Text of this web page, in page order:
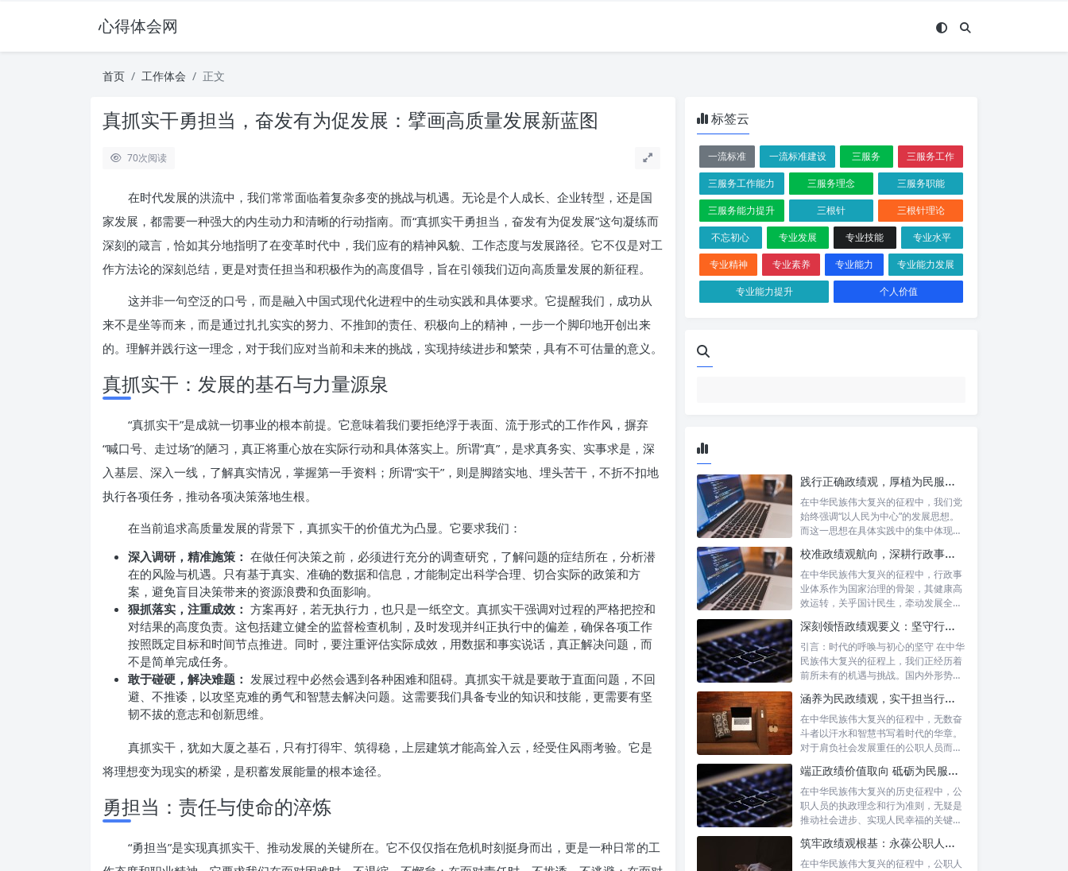
心得体会网
首页 工作体会 正文
真抓实干勇担当，奋发有为促发展：擘画高质量发展新蓝图
70次阅读
在时代发展的洪流中，我们常常面临着复杂多变的挑战与机遇。无论是个人成长、企业转型，还是国
家发展，都需要一种强大的内生动力和清晰的行动指南。而“真抓实干勇担当，奋发有为促发展”这句凝练而
深刻的箴言，恰如其分地指明了在变革时代中，我们应有的精神风貌、工作态度与发展路径。它不仅是对工
作方法论的深刻总结，更是对责任担当和积极作为的高度倡导，旨在引领我们迈向高质量发展的新征程。
这并非一句空泛的口号，而是融入中国式现代化进程中的生动实践和具体要求。它提醒我们，成功从
来不是坐等而来，而是通过扎扎实实的努力、不推卸的责任、积极向上的精神，一步一个脚印地开创出来
的。理解并践行这一理念，对于我们应对当前和未来的挑战，实现持续进步和繁荣，具有不可估量的意义。
真抓实干：发展的基石与力量源泉
“真抓实干”是成就一切事业的根本前提。它意味着我们要拒绝浮于表面、流于形式的工作作风，摒弃
“喊口号、走过场”的陋习，真正将重心放在实际行动和具体落实上。所谓“真”，是求真务实、实事求是，深
入基层、深入一线，了解真实情况，掌握第一手资料；所谓“实干”，则是脚踏实地、埋头苦干，不折不扣地
执行各项任务，推动各项决策落地生根。
在当前追求高质量发展的背景下，真抓实干的价值尤为凸显。它要求我们：
深入调研，精准施策： 在做任何决策之前，必须进行充分的调查研究，了解问题的症结所在，分析潜
在的风险与机遇。只有基于真实、准确的数据和信息，才能制定出科学合理、切合实际的政策和方
案，避免盲目决策带来的资源浪费和负面影响。
狠抓落实，注重成效： 方案再好，若无执行力，也只是一纸空文。真抓实干强调对过程的严格把控和
对结果的高度负责。这包括建立健全的监督检查机制，及时发现并纠正执行中的偏差，确保各项工作
按照既定目标和时间节点推进。同时，要注重评估实际成效，用数据和事实说话，真正解决问题，而
不是简单完成任务。
敢于碰硬，解决难题： 发展过程中必然会遇到各种困难和阻碍。真抓实干就是要敢于直面问题，不回
避、不推诿，以攻坚克难的勇气和智慧去解决问题。这需要我们具备专业的知识和技能，更需要有坚
韧不拔的意志和创新思维。
真抓实干，犹如大厦之基石，只有打得牢、筑得稳，上层建筑才能高耸入云，经受住风雨考验。它是
将理想变为现实的桥梁，是积蓄发展能量的根本途径。
勇担当：责任与使命的淬炼
“勇担当”是实现真抓实干、推动发展的关键所在。它不仅仅指在危机时刻挺身而出，更是一种日常的工
标签云
一流标准 一流标准建设 三服务
三服务工作
三服务工作能力
三服务理念
三服务职能
三服务能力提升
三根针
三根针理论
不忘初心
专业发展 专业技能
专业水平
专业精神
专业素养 专业能力
专业能力发展
专业能力提升
个人价值
践行正确政绩观，厚植为民服务根基：迈向高质量发展的根本遵循
在中华民族伟大复兴的征程中，我们党
始终强调“以人民为中心”的发展思想。
而这一思想在具体实践中的集中体现，
校准政绩观航向，深耕行政事业本职：新时代高质量发展的双重 imperative
在中华民族伟大复兴的征程中，行政事
业体系作为国家治理的骨架，其健康高
效运转，关乎国计民生，牵动发展全
深刻领悟政绩观要义：坚守行政事业初心，绘就为民服务新篇章
引言：时代的呼唤与初心的坚守 在中华
民族伟大复兴的征程上，我们正经历着
前所未有的机遇与挑战。国内外形势复
涵养为民政绩观，实干担当行稳致远：新时代公仆的价值坐标与实践航向
在中华民族伟大复兴的征程中，无数奋
斗者以汗水和智慧书写着时代的华章。
对于肩负社会发展重任的公职人员而
端正政绩价值取向 砥砺为民服务初心：新时代公仆的责任与担当
在中华民族伟大复兴的历史征程中，公
职人员的执政理念和行为准则，无疑是
推动社会进步、实现人民幸福的关键所
筑牢政绩观根基：永葆公职人员本色的时代考量与实践路径
在中华民族伟大复兴的征程中，公职人